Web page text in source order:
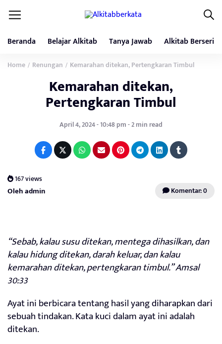
Beranda Belajar Alkitab Tanya Jawab Alkitab Berseri
Home / Renungan / Kemarahan ditekan, Pertengkaran Timbul
Kemarahan ditekan,
Pertengkaran Timbul
April 4, 2024 - 10:48 pm - 2 min read
167 views
Oleh admin Komentar: 0
“Sebab, kalau susu ditekan, mentega dihasilkan, dan
kalau hidung ditekan, darah keluar, dan kalau
kemarahan ditekan, pertengkaran timbul.” Amsal
30:33
Ayat ini berbicara tentang hasil yang diharapkan dari
sebuah tindakan. Kata kuci dalam ayat ini adalah
ditekan.